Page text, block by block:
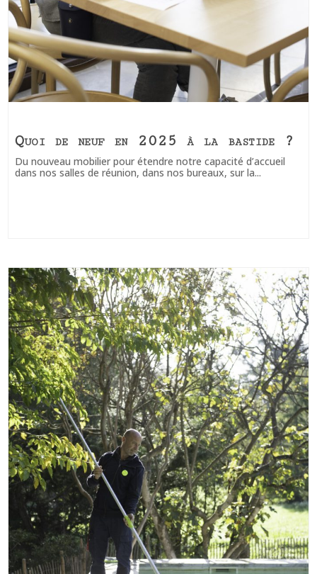
Quoi de neuf en 2025 à la bastide ?
Du nouveau mobilier pour étendre notre capacité d’accueil
dans nos salles de réunion, dans nos bureaux, sur la...